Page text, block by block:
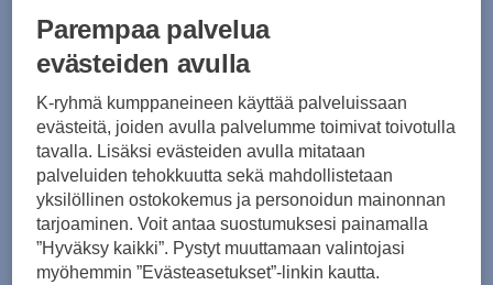
mittasuhteet – ja se muuttaa SEAT Aronan ilmeen
tehden siitä kypsän ja aikuismaisen.
Parempaa palvelua
evästeiden avulla
K-ryhmä kumppaneineen käyttää palveluissaan
evästeitä, joiden avulla palvelumme toimivat toivotulla
tavalla. Lisäksi evästeiden avulla mitataan
palveluiden tehokkuutta sekä mahdollistetaan
yksilöllinen ostokokemus ja personoidun mainonnan
tarjoaminen. Voit antaa suostumuksesi painamalla
”Hyväksy kaikki”. Pystyt muuttamaan valintojasi
myöhemmin ”Evästeasetukset”-linkin kautta.